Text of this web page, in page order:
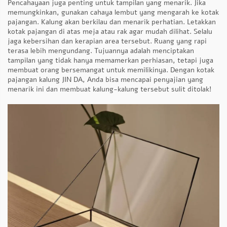
Pencahayaan juga penting untuk tampilan yang menarik. Jika
memungkinkan, gunakan cahaya lembut yang mengarah ke kotak
pajangan. Kalung akan berkilau dan menarik perhatian. Letakkan
kotak pajangan di atas meja atau rak agar mudah dilihat. Selalu
jaga kebersihan dan kerapian area tersebut. Ruang yang rapi
terasa lebih mengundang. Tujuannya adalah menciptakan
tampilan yang tidak hanya memamerkan perhiasan, tetapi juga
membuat orang bersemangat untuk memilikinya. Dengan kotak
pajangan kalung JIN DA, Anda bisa mencapai penyajian yang
menarik ini dan membuat kalung-kalung tersebut sulit ditolak!